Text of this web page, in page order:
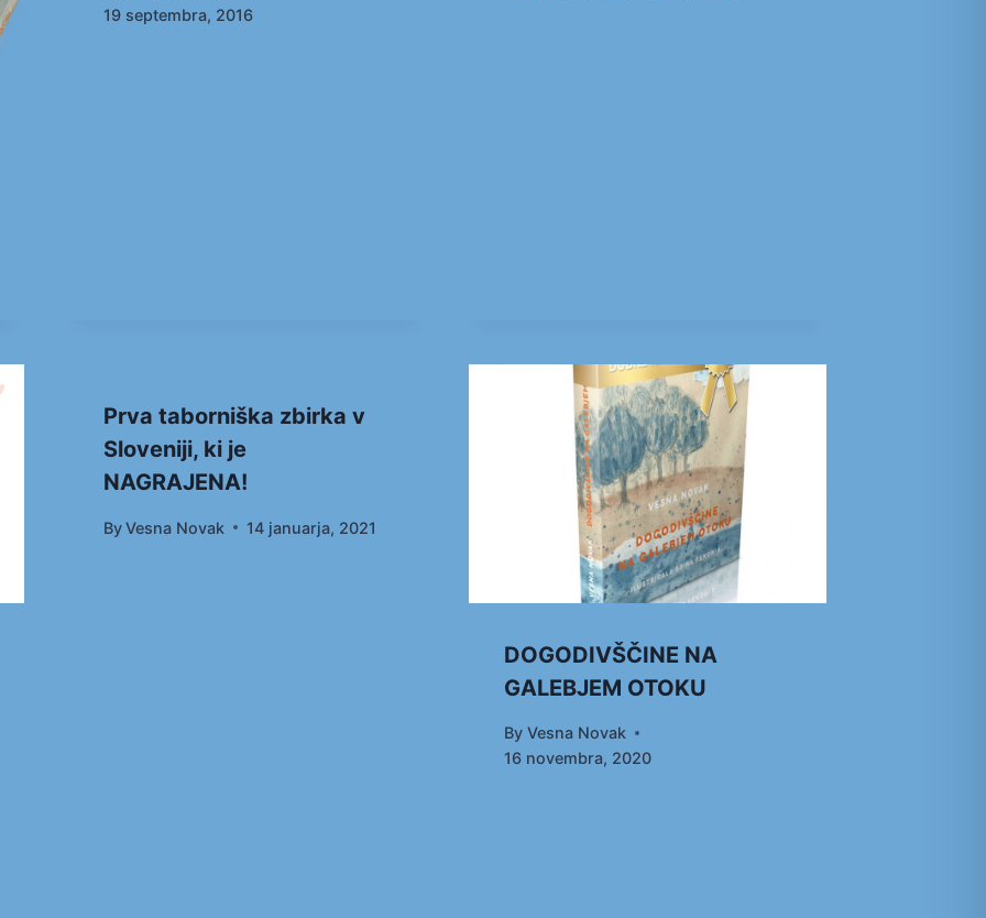
19 septembra, 2016
Prva taborniška zbirka v
Sloveniji, ki je
NAGRAJENA!
ByVesna Novak 14 januarja, 2021
DOGODIVŠČINE NA
GALEBJEM OTOKU
By Vesna Novak
16 novembra, 2020